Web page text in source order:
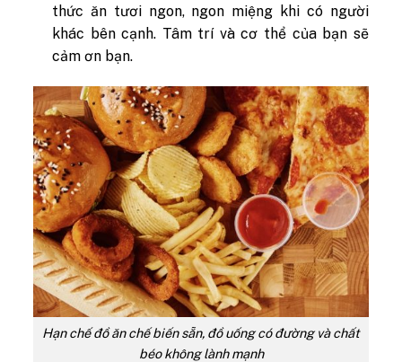
thức ăn tươi ngon, ngon miệng khi có người
khác bên cạnh. Tâm trí và cơ thể của bạn sẽ
cảm ơn bạn.
Hạn chế đồ ăn chế biến sẵn, đồ uống có đường và chất
béo không lành mạnh